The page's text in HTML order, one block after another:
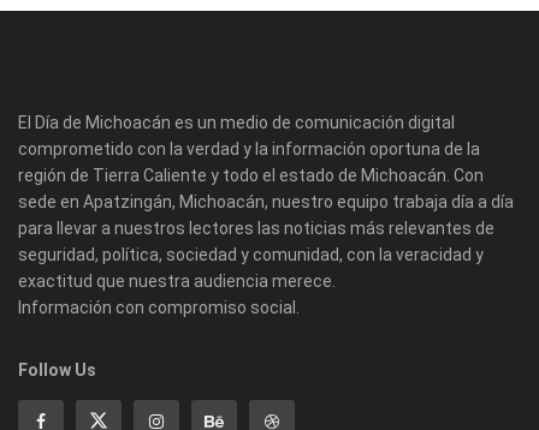
El Día de Michoacán es un medio de comunicación digital
comprometido con la verdad y la información oportuna de la
región de Tierra Caliente y todo el estado de Michoacán. Con
sede en Apatzingán, Michoacán, nuestro equipo trabaja día a día
para llevar a nuestros lectores las noticias más relevantes de
seguridad, política, sociedad y comunidad, con la veracidad y
exactitud que nuestra audiencia merece.
Información con compromiso social.
Follow Us